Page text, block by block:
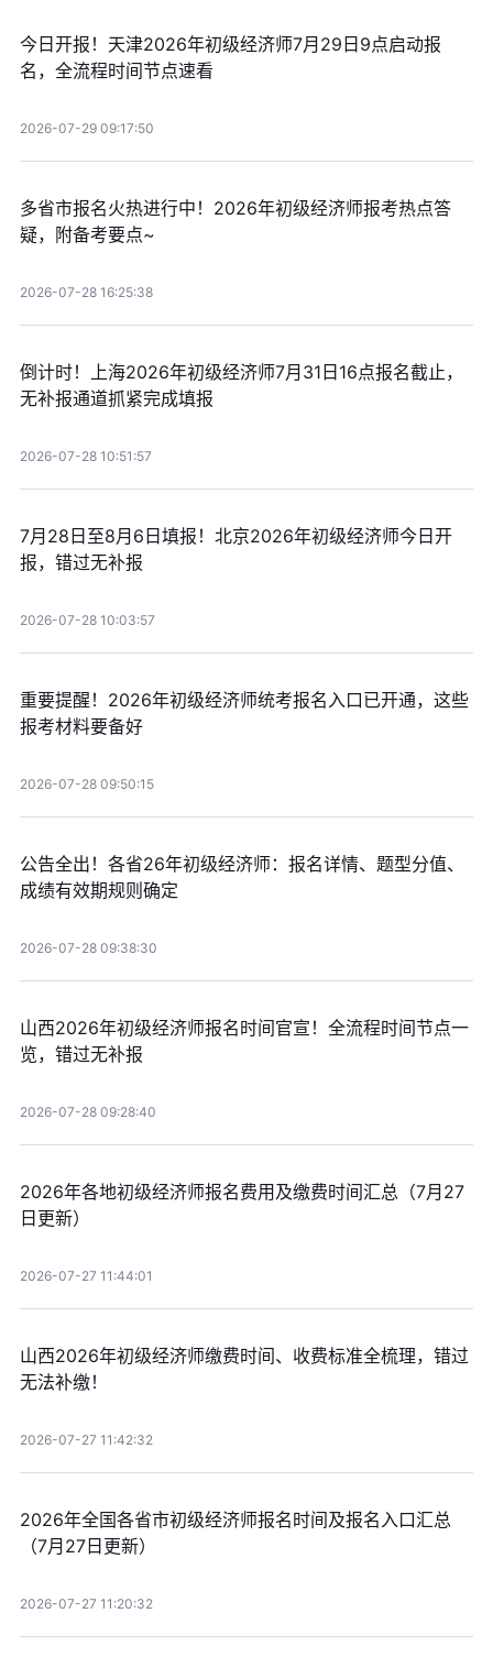
今日开报！天津2026年初级经济师7月29日9点启动报
名，全流程时间节点速看
2026-07-29 09:17:50
多省市报名火热进行中！2026年初级经济师报考热点答
疑，附备考要点~
2026-07-28 16:25:38
倒计时！上海2026年初级经济师7月31日16点报名截止，
无补报通道抓紧完成填报
2026-07-28 10:51:57
7月28日至8月6日填报！北京2026年初级经济师今日开
报，错过无补报
2026-07-28 10:03:57
重要提醒！2026年初级经济师统考报名入口已开通，这些
报考材料要备好
2026-07-28 09:50:15
公告全出！各省26年初级经济师：报名详情、题型分值、
成绩有效期规则确定
2026-07-28 09:38:30
山西2026年初级经济师报名时间官宣！全流程时间节点一
览，错过无补报
2026-07-28 09:28:40
2026年各地初级经济师报名费用及缴费时间汇总（7月27
日更新）
2026-07-27 11:44:01
山西2026年初级经济师缴费时间、收费标准全梳理，错过
无法补缴！
2026-07-27 11:42:32
2026年全国各省市初级经济师报名时间及报名入口汇总
（7月27日更新）
2026-07-27 11:20:32